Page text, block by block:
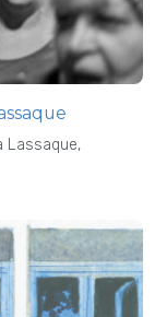
Lassaque,